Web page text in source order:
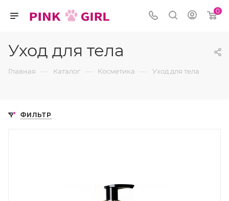
0
Уход для тела
Главная — Каталог — Косметика — Уход для тела
ФИЛЬТР